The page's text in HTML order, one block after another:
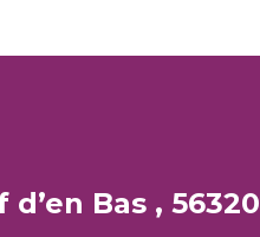
Bas , 56320